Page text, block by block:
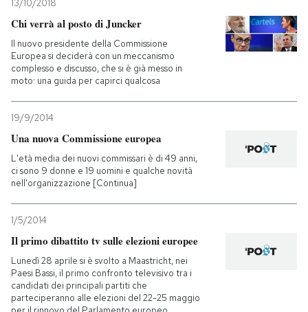
13/10/2018
Chi verrà al posto di Juncker
Il nuovo presidente della Commissione
Europea si deciderà con un meccanismo
complesso e discusso, che si è già messo in
moto: una guida per capirci qualcosa
19/9/2014
Una nuova Commissione europea
L'età media dei nuovi commissari è di 49 anni,
ci sono 9 donne e 19 uomini e qualche novità
nell'organizzazione [Continua]
1/5/2014
Il primo dibattito tv sulle elezioni europee
Lunedì 28 aprile si è svolto a Maastricht, nei
Paesi Bassi, il primo confronto televisivo tra i
candidati dei principali partiti che
parteciperanno alle elezioni del 22-25 maggio